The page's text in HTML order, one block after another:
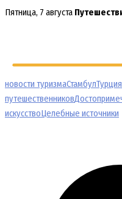
Перейти
Пятница, 7 августа
новости туризмаСтамбул
путешественников
искусствоЦелебные источники